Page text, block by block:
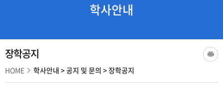
학사안내
장학공지
HOME 학사안내 >공지 및 문의 >장학공지